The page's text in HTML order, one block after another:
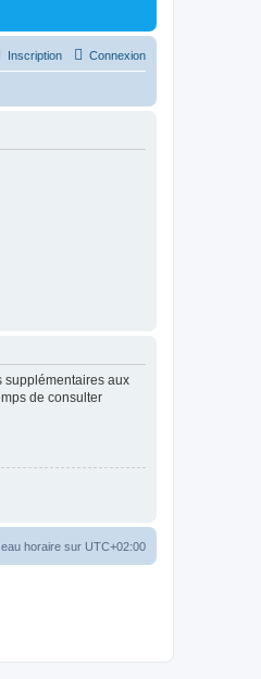
Connexion
Inscription
supplémentaires aux
de consulter
horaire sur UTC+02:00